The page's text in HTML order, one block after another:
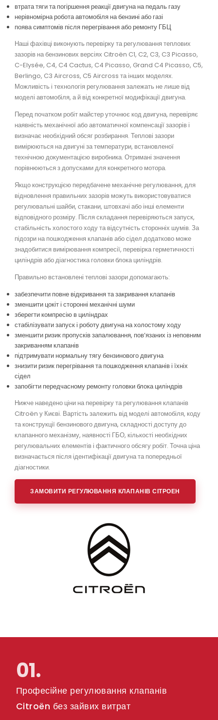
втрата тяги та погіршення реакції двигуна на педаль газу
нерівномірна робота автомобіля на бензині або газі
поява симптомів після перегрівання або ремонту ГБЦ
Наші фахівці виконують перевірку та регулювання теплових
зазорів на бензинових версіях Citroën C1, C2, C3, C3 Picasso,
C-Elysée, C4, C4 Cactus, C4 Picasso, Grand C4 Picasso, C5,
Berlingo, C3 Aircross, C5 Aircross та інших моделях.
Можливість і технологія регулювання залежать не лише від
моделі автомобіля, а й від конкретної модифікації двигуна.
Перед початком робіт майстер уточнює код двигуна, перевіряє
наявність механічної або автоматичної компенсації зазорів і
визначає необхідний обсяг розбирання. Теплові зазори
вимірюються на двигуні за температури, встановленої
технічною документацією виробника. Отримані значення
порівнюються з допусками для конкретного мотора.
Якщо конструкцією передбачене механічне регулювання, для
відновлення правильних зазорів можуть використовуватися
регулювальні шайби, стакани, штовхачі або інші елементи
відповідного розміру. Після складання перевіряються запуск,
стабільність холостого ходу та відсутність сторонніх шумів. За
підозри на пошкодження клапанів або сідел додатково може
знадобитися вимірювання компресії, перевірка герметичності
циліндрів або діагностика головки блока циліндрів.
Правильно встановлені теплові зазори допомагають:
забезпечити повне відкривання та закривання клапанів
зменшити цокіт і сторонні механічні шуми
зберегти компресію в циліндрах
стабілізувати запуск і роботу двигуна на холостому ходу
зменшити ризик пропусків запалювання, пов’язаних із неповним
закриванням клапанів
підтримувати нормальну тягу бензинового двигуна
знизити ризик перегрівання та пошкодження клапанів і їхніх
сідел
запобігти передчасному ремонту головки блока циліндрів
Нижче наведено ціни на перевірку та регулювання клапанів
Citroën у Києві. Вартість залежить від моделі автомобіля, коду
та конструкції бензинового двигуна, складності доступу до
клапанного механізму, наявності ГБО, кількості необхідних
регулювальних елементів і фактичного обсягу робіт. Точна ціна
визначається після ідентифікації двигуна та попередньої
діагностики.
ЗАМОВИТИ РЕГУЛЮВАННЯ КЛАПАНІВ СІТРОЕН
01.
Професійне регулювання клапанів
Citroën без зайвих витрат